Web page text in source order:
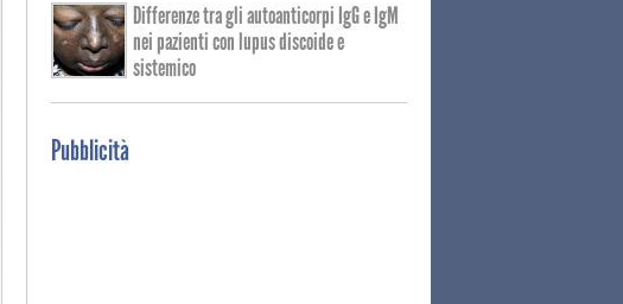
Differenze tra gli autoanticorpi IgG e IgM
nei pazienti con lupus discoide e
sistemico
Pubblicità